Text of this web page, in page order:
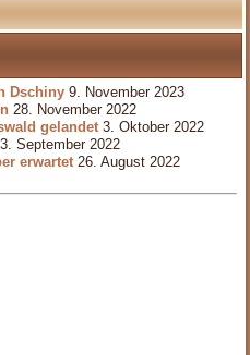
Dschiny 9. November 2023
28. November 2022
gelandet 3. Oktober 2022
September 2022
erwartet 26. August 2022